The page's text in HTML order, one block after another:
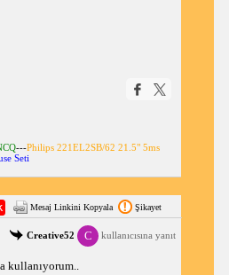
---Philips 221EL2SB/62 21.5" 5ms
Seti
Mesaj Linkini Kopyala Şikayet
Creative52 C kullanıcısına yanıt
kullanıyorum..